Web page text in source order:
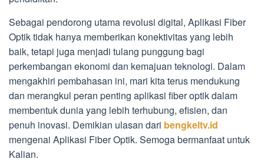
Sebagai pendorong utama revolusi digital, Aplikasi Fiber
Optik tidak hanya memberikan konektivitas yang lebih
baik, tetapi juga menjadi tulang punggung bagi
perkembangan ekonomi dan kemajuan teknologi. Dalam
mengakhiri pembahasan ini, mari kita terus mendukung
dan merangkul peran penting aplikasi fiber optik dalam
membentuk dunia yang lebih terhubung, efisien, dan
penuh inovasi. Demikian ulasan dari bengkeltv.id
mengenai Aplikasi Fiber Optik. Semoga bermanfaat untuk
Kalian.